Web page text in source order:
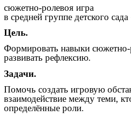
сюжетно-ролевоя игра
в средней группе детского
Цель.
Формировать навыки
развивать рефлексию.
Задачи.
Помочь создать игровую
взаимодействие между теми,
определённые роли.